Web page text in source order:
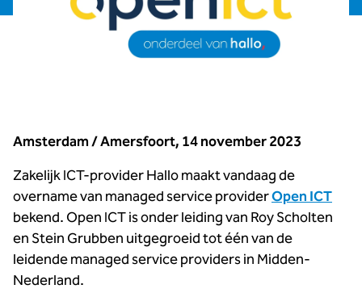
Amsterdam / Amersfoort, 14 november 2023
Zakelijk ICT-provider Hallo maakt vandaag de
overname van managed service providerOpen ICT
bekend. Open ICT is onder leiding van Roy Scholten
en Stein Grubben uitgegroeid tot één van de
leidende managed service providers in Midden-
Nederland.